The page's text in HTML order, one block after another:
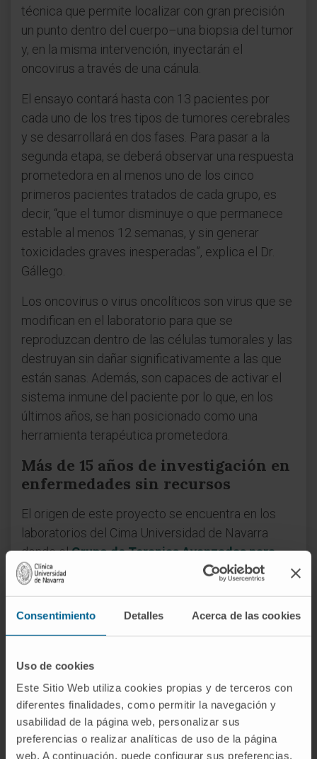
Consentimiento Detalles Acerca de las cookies
Uso de cookies
Este Sitio Web utiliza cookies propias y de terceros con
diferentes finalidades, como permitir la navegación y
usabilidad de la página web, personalizar sus
preferencias o realizar analíticas de uso de la página
web. A continuación, puede configurar sus preferencias,
técnica que permite localizar con gran precisión
un punto dentro del cuerpo–una biopsia del tumor
y, en la misma intervención, inyectarán el
oncovirus a través de una cánula.
El ensayo contará hasta con 13 pacientes por
cada uno de los tres tipos de tumores cerebrales
y se desarrollará en dos fases. Para pasar a la
segunda etapa, se deberá observar una respuesta
prometedora en al menos uno de los cinco
primeros pacientes tratados de cada grupo, es
decir, “que el tumor disminuye o que permanece
estable al menos 12 semanas, y sin generar
toxicidades graves inesperadas”, explica el Dr.
Gállego.
Los oncovirus o virus oncolíticos son virus que se
modifican en el laboratorio para que se
reproduzcan dentro de las células tumorales y las
destruyan sin dañar significativamente a las que
están sanas. Además, son capaces de activar el
sistema inmune del paciente por lo que, en los
últimos años, se han posicionado como una
herramienta terapéutica prometedora.
Más de 15 años de investigación en
enfermedades sin recursos
El origen de este proyecto se encuentra en los
laboratorios del Cima Universidad de Navarra
donde elGrupo de Terapias Avanzadas para
Tumores Sólidos Pediátricos
busca desde
2010 tratamientos con virus para este tipo de
tumores y otros cánceres pediátricos. Como
que comencé durante mi estancia postdoctoral
en el MD Anderson, bajo la dirección de los
doctores Juan Fueyo y Candelaria Gómez-
Manzano. A mi regreso a España pusimos en
marcha un laboratorio en el Cima para mejorar el